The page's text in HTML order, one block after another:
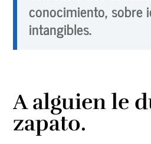
conocimiento, sobre
intangibles.
A alguien le
zapato.